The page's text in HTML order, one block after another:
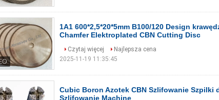
1A1 600*2,5*20*5mm B100/120 Design
Chamfer Elektroplated CBN Cutting Disc
Czytaj więcej
Najlepsza cena
2025-11-19 11:35:45
Cubic Boron Azotek CBN Szlifowanie Szpilki
Szlifowanie Machine